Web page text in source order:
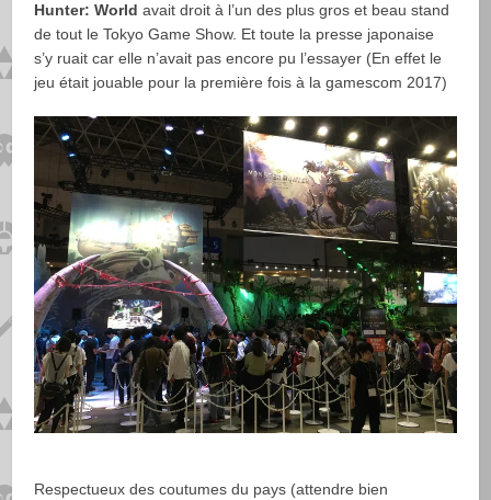
Hunter: Worldavait droit à l’un des plus gros et beau stand
de tout le Tokyo Game Show. Et toute la presse japonaise
s’y ruait car elle n’avait pas encore pu l’essayer (En effet le
jeu était jouable pour la première fois à la gamescom 2017)
Respectueux des coutumes du pays (attendre bien